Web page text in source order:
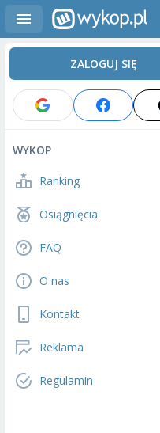
ZALOGUJ SIĘ
WYKOP
Ranking
Osiągnięcia
FAQ
O nas
Kontakt
Reklama
Regulamin